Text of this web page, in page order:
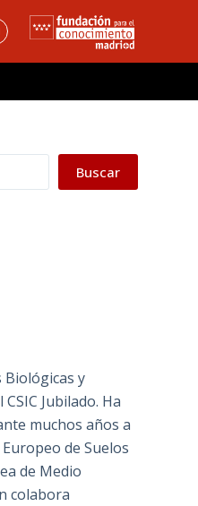
Buscar
Biológicas y
Jubilado. Ha
muchos años a
de Suelos
de Medio
colabora